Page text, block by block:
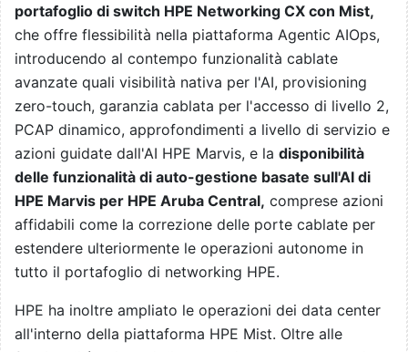
portafoglio di switch HPE Networking CX con Mist,
che offre flessibilità nella piattaforma Agentic AIOps,
introducendo al contempo funzionalità cablate
avanzate quali visibilità nativa per l'AI, provisioning
zero-touch, garanzia cablata per l'accesso di livello 2,
PCAP dinamico, approfondimenti a livello di servizio e
azioni guidate dall'AI HPE Marvis, e la disponibilità
delle funzionalità di auto-gestione basate sull'AI di
HPE Marvis per HPE Aruba Central, comprese azioni
affidabili come la correzione delle porte cablate per
estendere ulteriormente le operazioni autonome in
tutto il portafoglio di networking HPE.
HPE ha inoltre ampliato le operazioni dei data center
all'interno della piattaforma HPE Mist. Oltre alle